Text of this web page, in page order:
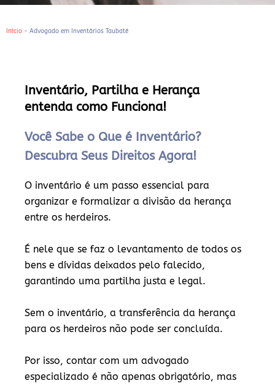
Início - Advogado em Inventários Taubaté
Inventário, Partilha e Herança
entenda como Funciona!
Você Sabe o Que é Inventário?
Descubra Seus Direitos Agora!
O inventário é um passo essencial para
organizar e formalizar a divisão da herança
entre os herdeiros.
É nele que se faz o levantamento de todos os
bens e dívidas deixados pelo falecido,
garantindo uma partilha justa e legal.
Sem o inventário, a transferência da herança
para os herdeiros não pode ser concluída.
Por isso, contar com um advogado
especializado é não apenas obrigatório, mas